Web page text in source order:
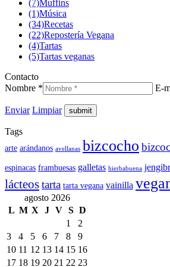
(7)Muffins
(1)Música
(34)Recetas
(22)Repostería Vegana
(4)Tartas
(5)Tartas veganas
Contacto
Nombre *
E-
Enviar Limpiar
Tags
arte arándanos avellanas bizcocho
espinacas frambuesas galletas hierbabuena
lácteostarta tarta vegana vainilla
agosto 2026
L M X J V S D
1
2
3
4 5 6 7 8
9
10 11 12 13 14 15 16
17 18 19 20 21 22 23